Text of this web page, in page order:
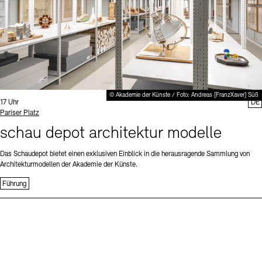
© Akademie der Künste / Foto: Andreas [FranzXaver] Süß
Uhrzeit:
17 Uhr
Standort
Pariser Platz
schau depot architektur modelle
Das Schaudepot bietet einen exklusiven Einblick in die herausragende Sammlung von
Architekturmodellen der Akademie der Künste.
Führung
DE